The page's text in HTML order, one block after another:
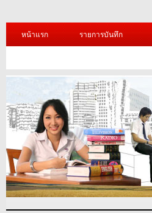
หน้าแรก รายการบันทึก